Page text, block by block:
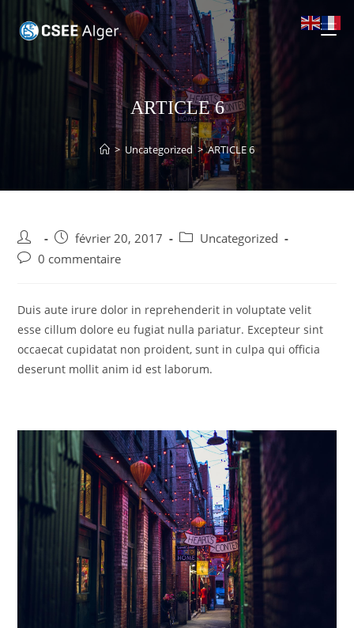
ARTICLE 6
> Uncategorized > ARTICLE 6
février 20, 2017
Uncategorized
0 commentaire
Duis aute irure dolor in reprehenderit in voluptate velit
esse cillum dolore eu fugiat nulla pariatur. Excepteur sint
occaecat cupidatat non proident, sunt in culpa qui officia
deserunt mollit anim id est laborum.